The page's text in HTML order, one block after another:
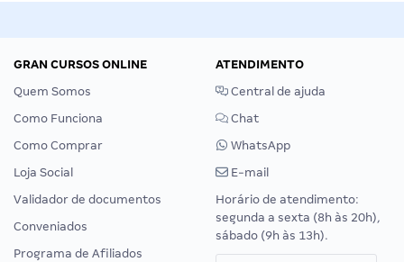
GRAN CURSOS ONLINE
Quem Somos
Como Funciona
Como Comprar
Loja Social
Validador de documentos
Conveniados
Programa de Afiliados
ATENDIMENTO
Central de ajuda
Chat
WhatsApp
E-mail
Horário de atendimento:
segunda a sexta (8h às 20h),
sábado (9h às 13h).